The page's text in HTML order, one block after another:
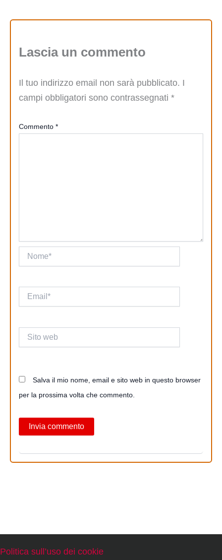
Lascia un commento
Il tuo indirizzo email non sarà pubblicato. I
campi obbligatori sono contrassegnati *
Commento *
web
Salva il mio nome, email e sito web in questo browser
per la prossima volta che commento.
Politica sull’uso dei cookie